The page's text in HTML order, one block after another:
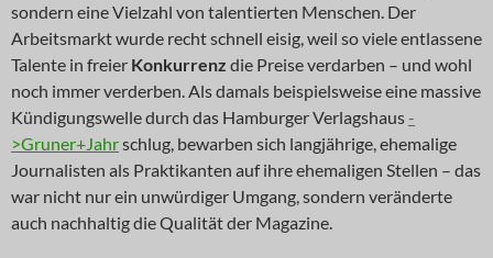
sondern eine Vielzahl von talentierten Menschen. Der
Arbeitsmarkt wurde recht schnell eisig, weil so viele entlassene
Talente in freier Konkurrenz die Preise verdarben – und wohl
noch immer verderben. Als damals beispielsweise eine massive
Kündigungswelle durch das Hamburger Verlagshaus-
>Gruner+Jahrschlug, bewarben sich langjährige, ehemalige
Journalisten als Praktikanten auf ihre ehemaligen Stellen – das
war nicht nur ein unwürdiger Umgang, sondern veränderte
auch nachhaltig die Qualität der Magazine.